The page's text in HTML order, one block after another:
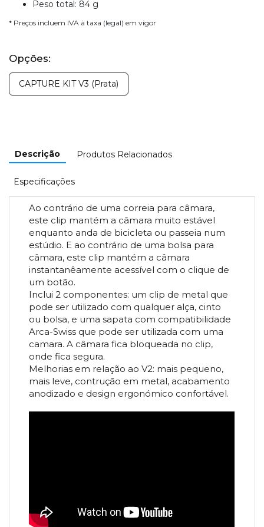
Peso total: 84 g
* Preços incluem IVA à taxa (legal) em vigor
Opções:
CAPTURE KIT V3 (Prata)
Descrição Produtos Relacionados
Especificações
Ao contrário de uma correia para câmara,
este clip mantém a câmara muito estável
enquanto anda de bicicleta ou passeia num
estúdio. E ao contrário de uma bolsa para
câmara, este clip mantém a câmara
instantanêamente acessível com o clique de
um botão.
Inclui 2 componentes: um clip de metal que
pode ser utilizado com qualquer alça, cinto
ou bolsa, e uma sapata com compatibilidade
Arca-Swiss que pode ser utilizada com uma
camara. A câmara fica bloqueada no clip,
onde fica segura.
Melhorias em relação ao V2: mais pequeno,
mais leve, contrução em metal, acabamento
anodizado e design ergonómico confortável.